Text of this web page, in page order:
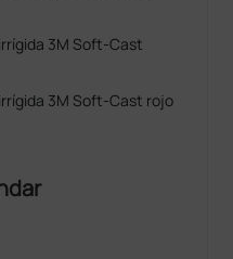
3M Soft-Cast
3M Soft-Cast rojo